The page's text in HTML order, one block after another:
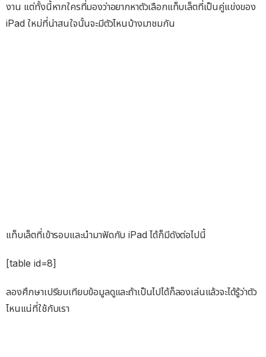
งาน แต่ทั้งนี้หากใครที่มองว่าอยากหาตัวเลือกแท็บเล็ตที่เป็นคู่แข่งของ
iPad ใหม่ที่น่าสนใจนั้นจะมีตัวไหนบ้างมาชมกัน
แท็บเล็ตที่เข้ารอบและนำมาฟัดกับ iPad ได้ก็มีดังต่อไปนี้
[table id=8]
ลองศึกษาเปรียบเทียบข้อมูลดูและถ้าเป็นไปได้ก็ลองเล่นแล้วจะได้รู้ว่าตัว
ไหนแน่ที่ใช้กับเรา